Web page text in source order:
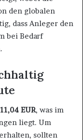
den globalen
dass Anleger den
bei Bedarf
EUR, was im
liegt. Um
sollten